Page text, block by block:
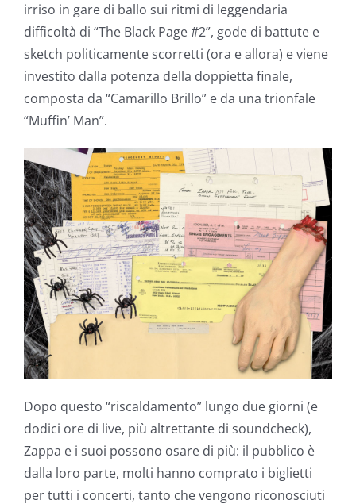
irriso in gare di ballo sui ritmi di leggendaria
difficoltà di “The Black Page #2”, gode di battute e
sketch politicamente scorretti (ora e allora) e viene
investito dalla potenza della doppietta finale,
composta da “Camarillo Brillo” e da una trionfale
“Muffin’ Man”.
Dopo questo “riscaldamento” lungo due giorni (e
dodici ore di live, più altrettante di soundcheck),
Zappa e i suoi possono osare di più: il pubblico è
dalla loro parte, molti hanno comprato i biglietti
per tutti i concerti, tanto che vengono riconosciuti